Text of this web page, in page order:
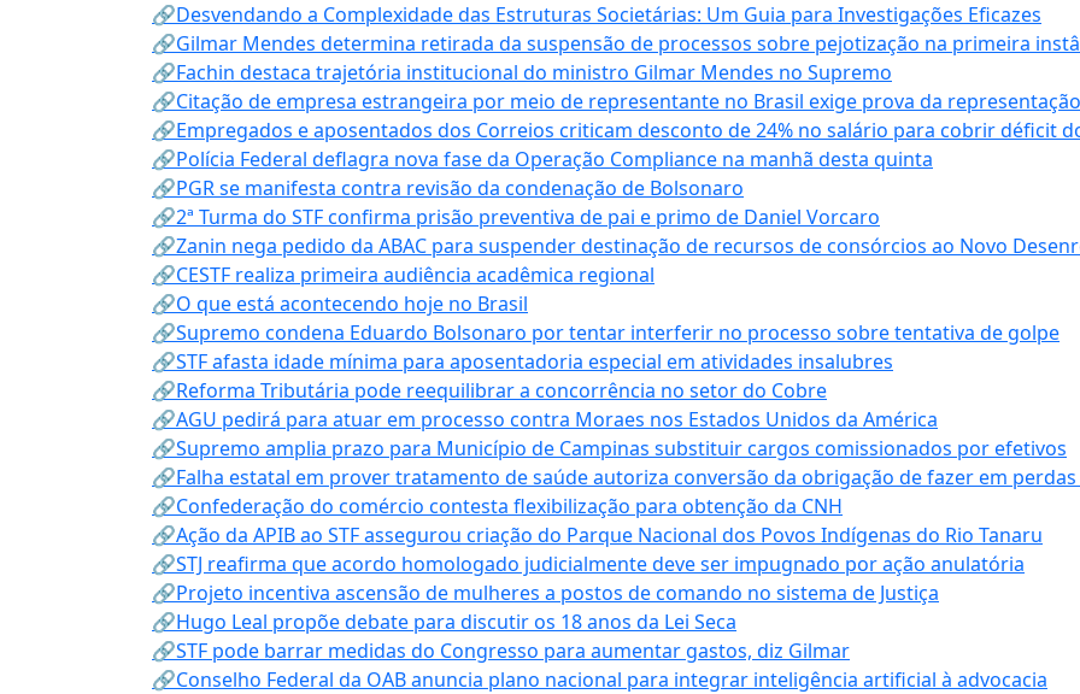
🔗Desvendando a Complexidade das Estruturas Societárias: Um Guia para Investigações Eficazes
🔗Gilmar Mendes determina retirada da suspensão de processos sobre pejotização na primeira
🔗Fachin destaca trajetória institucional do ministro Gilmar Mendes no Supremo
🔗Citação de empresa estrangeira por meio de representante no Brasil exige prova da representação
🔗Empregados e aposentados dos Correios criticam desconto de 24% no salário para cobrir déficit
🔗Polícia Federal deflagra nova fase da Operação Compliance na manhã desta quinta
🔗PGR se manifesta contra revisão da condenação de Bolsonaro
🔗2ª Turma do STF confirma prisão preventiva de pai e primo de Daniel Vorcaro
🔗Zanin nega pedido da ABAC para suspender destinação de recursos de consórcios ao Novo
🔗CESTF realiza primeira audiência acadêmica regional
🔗O que está acontecendo hoje no Brasil
🔗Supremo condena Eduardo Bolsonaro por tentar interferir no processo sobre tentativa de golpe
🔗STF afasta idade mínima para aposentadoria especial em atividades insalubres
🔗Reforma Tributária pode reequilibrar a concorrência no setor do Cobre
🔗AGU pedirá para atuar em processo contra Moraes nos Estados Unidos da América
🔗Supremo amplia prazo para Município de Campinas substituir cargos comissionados por efetivos
🔗Falha estatal em prover tratamento de saúde autoriza conversão da obrigação de fazer em perdas
🔗Confederação do comércio contesta flexibilização para obtenção da CNH
🔗Ação da APIB ao STF assegurou criação do Parque Nacional dos Povos Indígenas do Rio Tanaru
🔗STJ reafirma que acordo homologado judicialmente deve ser impugnado por ação anulatória
🔗Projeto incentiva ascensão de mulheres a postos de comando no sistema de Justiça
🔗Hugo Leal propõe debate para discutir os 18 anos da Lei Seca
🔗STF pode barrar medidas do Congresso para aumentar gastos, diz Gilmar
🔗Conselho Federal da OAB anuncia plano nacional para integrar inteligência artificial à advocacia